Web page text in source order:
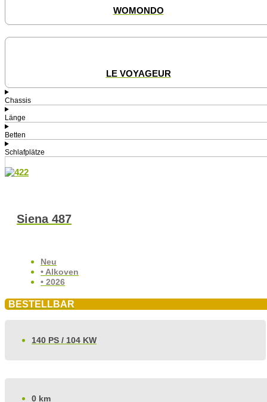
WOMONDO
LE VOYAGEUR
Chassis
Länge
Betten
Schlafplätze
Siena 487
Neu
• Alkoven
• 2026
BESTELLBAR
140 PS / 104 KW
0 km